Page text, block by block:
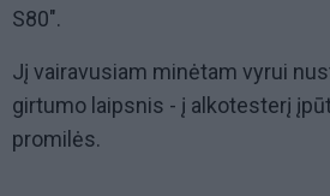
S80".
Jį vairavusiam minėtam vyrui
girtumo laipsnis - į alkotesterį
promilės.